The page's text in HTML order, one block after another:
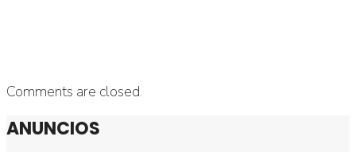
Comments are closed.
ANUNCIOS